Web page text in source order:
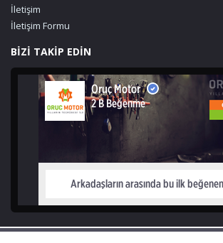
İletişim
İletişim Formu
BİZİ TAKİP EDİN